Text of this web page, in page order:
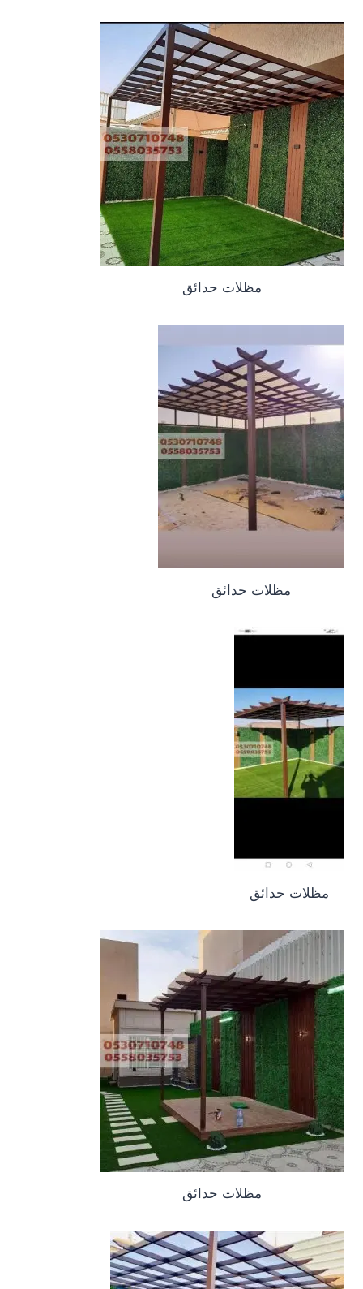
مظلات حدائق
مظلات حدائق
مظلات حدائق
مظلات حدائق